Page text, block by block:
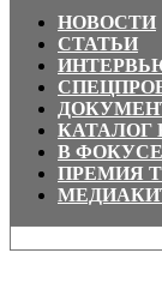
НОВОСТИ
СТАТЬИ
КАТАЛОГ
В ФОКУСЕ
ПРЕМИЯ